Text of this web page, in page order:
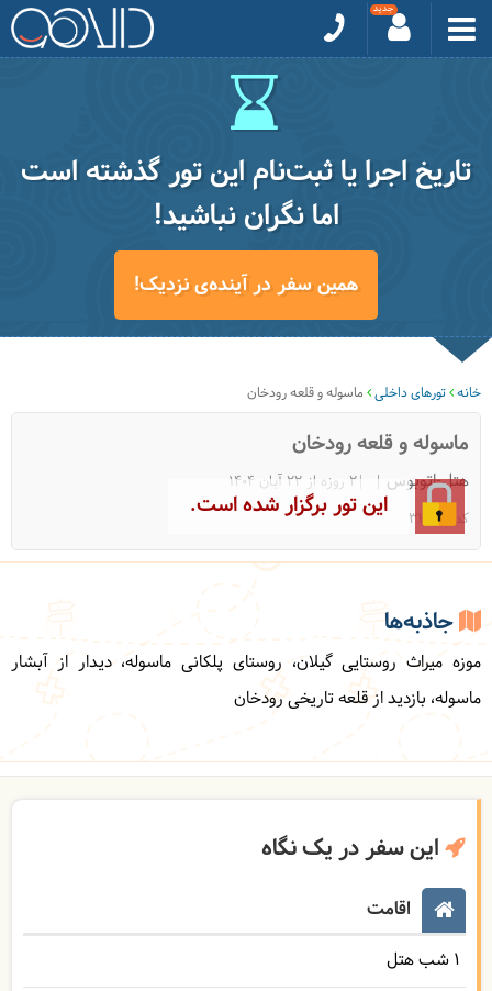
تاریخ اجرا یا ثبت‌نام این تور گذشته است
اما نگران نباشید!
همین سفر در آینده‌ی نزدیک!
خانه تورهای داخلی ماسوله و قلعه رودخان
ماسوله و قلعه رودخان
هتل-اتوبوس
|2 روزه از 22 آبان 1404
کد: 31634
این تور برگزار شده است.
جاذبه‌ها
موزه میراث روستایی گیلان، روستای پلکانی ماسوله، دیدار از آبشار
ماسوله، بازدید از قلعه تاریخی رودخان
این سفر در یک نگاه
اقامت
1 شب هتل